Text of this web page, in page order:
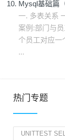
Mysql基础篇
一. 多表关系
案例:部门与
个员工对应一
...
热门专题
UNITTEST